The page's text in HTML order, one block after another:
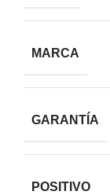
MARCA
GARANTÍA
POSITIVO